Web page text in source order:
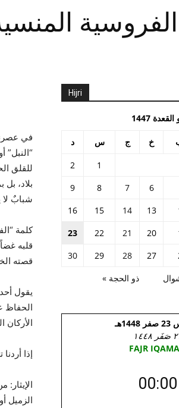
في
“النبل”
للقلق
بلاد،
شبابٌ لا
كلمة
قلبه
قصته
يقول
الحفاظ
الأركان
إذا
الزميل
Hijri
1447
خ ج س د
ذو الحجة »
1
2
6
7
8
9
13
14
15
16
20
21
22
23
27
28
29
30
FAJR
00:00